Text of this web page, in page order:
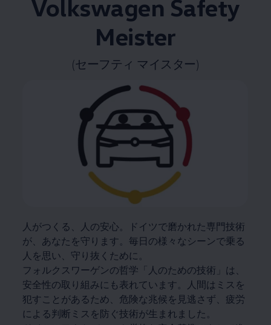
Volkswagen Safety
Meister
(セーフティ マイスター)
人がつくる、人の安心。ドイツで磨かれた専門技術
が、あなたを守ります。毎日の様々なシーンで乗る
人を思い、守り抜くために。
フォルクスワーゲンの哲学「人のための技術」は、
安全性の取り組みにも表れています。人間はミスを
犯すことがあるため、危険な兆候を見逃さず、疲労
による判断ミスを防ぐ技術が生まれました。